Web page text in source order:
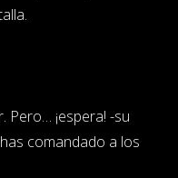
Pero… ¡espera! -su
comandado a los